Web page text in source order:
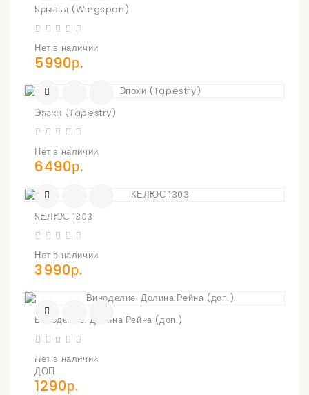
Крылья (Wingspan)
Нет в наличии
5990р.
УВЕДОМИТЬ
ПОСТУПЛЕНИИ
Эпохи (Tapestry)
Нет в наличии
6490р.
УВЕДОМИТЬ
ПОСТУПЛЕНИИ
КЕЛЮС 1303
Нет в наличии
3990р.
УВЕДОМИТЬ
ПОСТУПЛЕНИИ
Виноделие. Долина Рейна (доп.)
Нет в наличии
ДОП
1290р.
О
ПОСТУПЛЕНИИ